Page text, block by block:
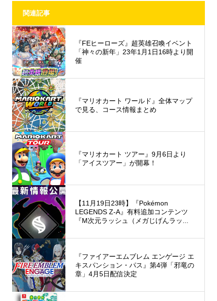
関連記事
『FEヒーローズ』超英雄召喚イベント
「神々の新年」23年1月1日16時より開
催
『マリオカート ワールド』全体マップ
で見る、コース情報まとめ
『マリオカート ツアー』9月6日より
「アイスツアー」が開幕！
【11月19日23時】『Pokémon
LEGENDS Z-A』有料追加コンテンツ
『M次元ラッシュ（メガじげんラッ...
『ファイアーエムブレム エンゲージ エ
キスパンション・パス』第4弾「邪竜の
章」4月5日配信決定